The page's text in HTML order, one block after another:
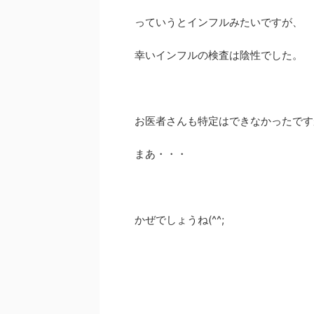
っていうとインフルみたいですが、
幸いインフルの検査は陰性でした。
お医者さんも特定はできなかったで
まあ・・・
かぜでしょうね(^^;